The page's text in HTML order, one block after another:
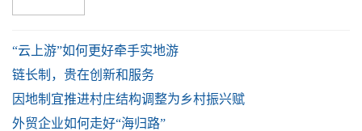
“云上游”如何更好牵手实地游
链长制，贵在创新和服务
因地制宜推进村庄结构调整为乡村振兴赋
外贸企业如何走好“海归路”